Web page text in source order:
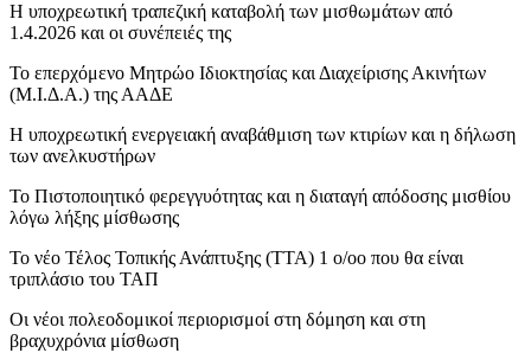
Η υποχρεωτική τραπεζική καταβολή των μισθωμάτων από
1.4.2026 και οι συνέπειές της
Το επερχόμενο Μητρώο Ιδιοκτησίας και Διαχείρισης Ακινήτων
(Μ.Ι.Δ.Α.) της ΑΑΔΕ
Η υποχρεωτική ενεργειακή αναβάθμιση των κτιρίων και η δήλωση
των ανελκυστήρων
Το Πιστοποιητικό φερεγγυότητας και η διαταγή απόδοσης μισθίου
λόγω λήξης μίσθωσης
Το νέο Τέλος Τοπικής Ανάπτυξης (ΤΤΑ) 1 ο/οο που θα είναι
τριπλάσιο του ΤΑΠ
Οι νέοι πολεοδομικοί περιορισμοί στη δόμηση και στη
βραχυχρόνια μίσθωση